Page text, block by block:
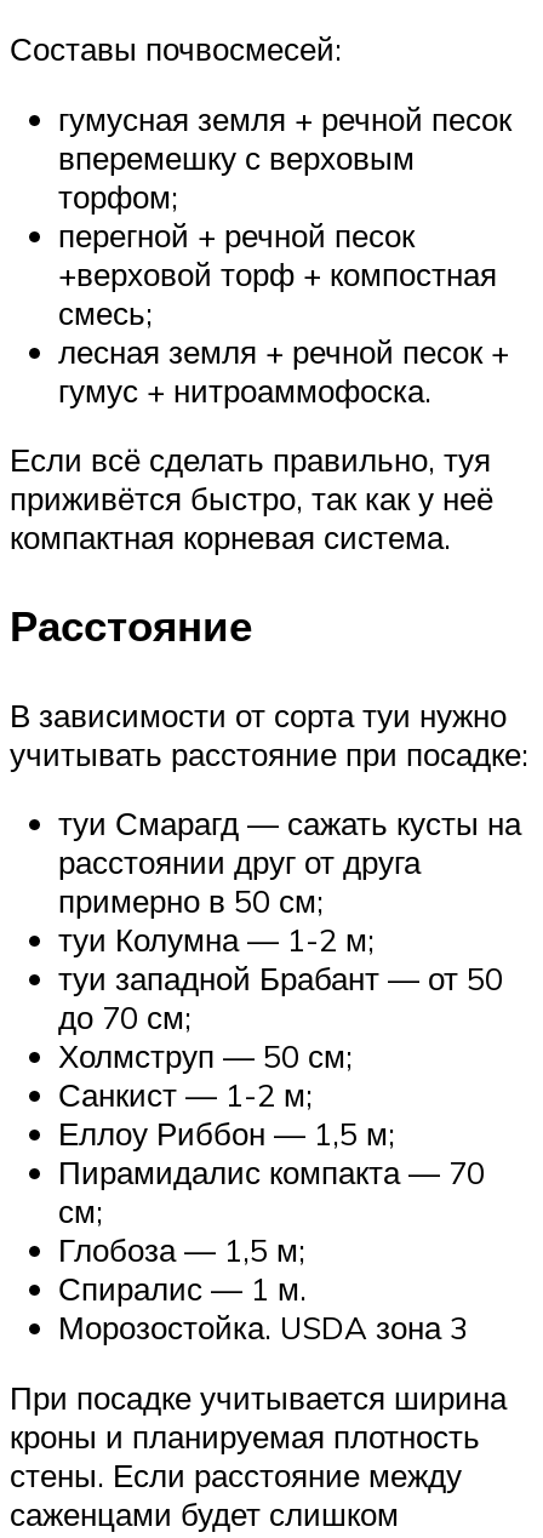
Составы почвосмесей:
гумусная земля + речной песок
вперемешку с верховым
торфом;
перегной + речной песок
+верховой торф + компостная
смесь;
лесная земля + речной песок +
гумус + нитроаммофоска.
Если всё сделать правильно, туя
приживётся быстро, так как у неё
компактная корневая система.
Расстояние
В зависимости от сорта туи нужно
учитывать расстояние при посадке:
туи Смарагд — сажать кусты на
расстоянии друг от друга
примерно в 50 см;
туи Колумна — 1-2 м;
туи западной Брабант — от 50
до 70 см;
Холмструп — 50 см;
Санкист — 1-2 м;
Еллоу Риббон — 1,5 м;
Пирамидалис компакта — 70
см;
Глобоза — 1,5 м;
Спиралис — 1 м.
Морозостойка. USDA зона 3
При посадке учитывается ширина
кроны и планируемая плотность
стены. Если расстояние между
саженцами будет слишком